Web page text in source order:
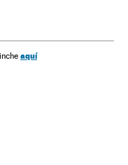
Sociedade
aquí